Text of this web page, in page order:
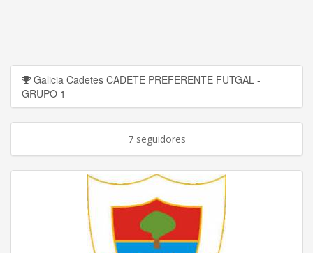
Galicia Cadetes CADETE PREFERENTE FUTGAL -
GRUPO 1
7 seguidores